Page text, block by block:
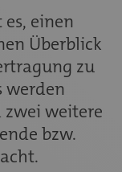
einen
Überblick
zu
werden
weitere
bzw.